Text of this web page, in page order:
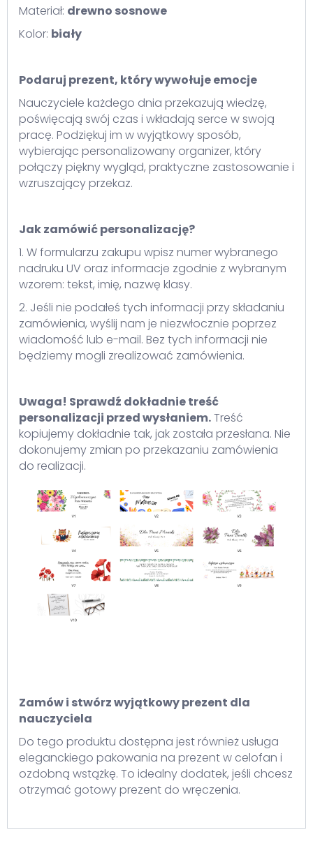
Materiał: drewno sosnowe
Kolor: biały
Podaruj prezent, który wywołuje emocje
Nauczyciele każdego dnia przekazują wiedzę,
poświęcają swój czas i wkładają serce w swoją
pracę. Podziękuj im w wyjątkowy sposób,
wybierając personalizowany organizer, który
połączy piękny wygląd, praktyczne zastosowanie i
wzruszający przekaz.
Jak zamówić personalizację?
1. W formularzu zakupu wpisz numer wybranego
nadruku UV oraz informacje zgodnie z wybranym
wzorem: tekst, imię, nazwę klasy.
2. Jeśli nie podałeś tych informacji przy składaniu
zamówienia, wyślij nam je niezwłocznie poprzez
wiadomość lub e-mail. Bez tych informacji nie
będziemy mogli zrealizować zamówienia.
Uwaga! Sprawdź dokładnie treść
personalizacji przed wysłaniem.Treść
kopiujemy dokładnie tak, jak została przesłana. Nie
dokonujemy zmian po przekazaniu zamówienia
do realizacji.
Zamów i stwórz wyjątkowy prezent dla
nauczyciela
Do tego produktu dostępna jest również usługa
eleganckiego pakowania na prezent w celofan i
ozdobną wstążkę. To idealny dodatek, jeśli chcesz
otrzymać gotowy prezent do wręczenia.